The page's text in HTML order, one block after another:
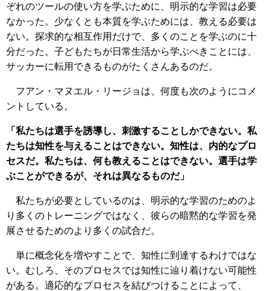
ぞれのツールの使い方を学ぶために、明示的な学習は必要
なかった。少なくとも本質を学ぶためには、教える必要は
ない。探求的な相互作用だけで、多くのことを学ぶのに十
分だった。子どもたちが日常生活から学ぶべきことには、
サッカーに転用できるものがたくさんあるのだ。
フアン・マヌエル・リージョは、何度も次のようにコメ
ントしている。
「私たちは選手を誘導し、刺激することしかできない。私
たちは知性を与えることはできない。知性は、内的なプロ
セスだ。私たちは、何も教えることはできない。選手は学
ぶことができるが、それは異なるものだ」
私たちが必要としているのは、明示的な学習のためのよ
り多くのトレーニングではなく、彼らの暗黙的な学習を発
展させるためのより多くの試合だ。
単に概念化を増やすことで、知性に到達するわけではな
い。むしろ、そのプロセスでは知性に辿り着けない可能性
がある。適応的なプロセスを結びつけることによって、